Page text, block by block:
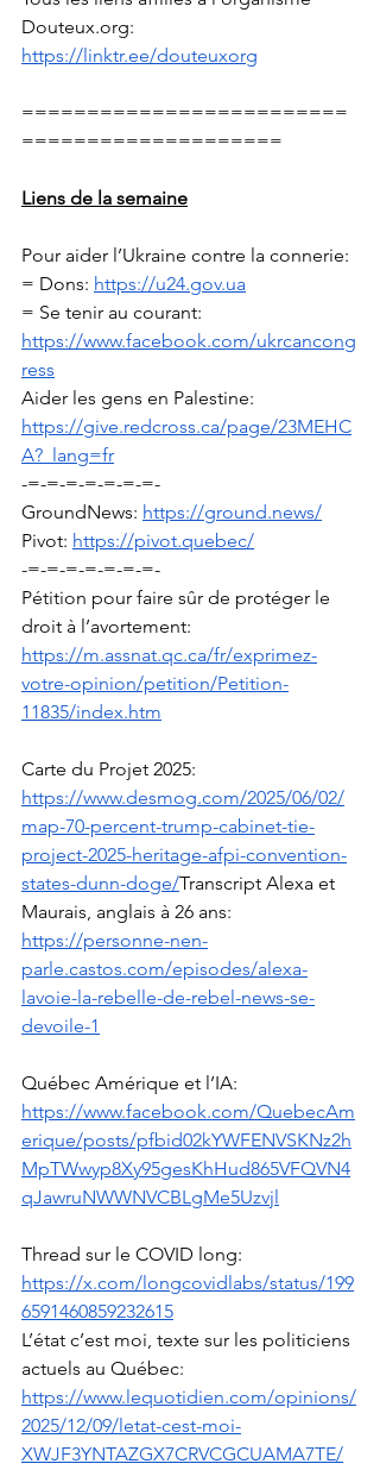
Douteux.org:
https://linktr.ee/douteuxorg
=========================
====================
Liens de la semaine
Pour aider l’Ukraine contre la connerie:
= Dons: https://u24.gov.ua
= Se tenir au courant:
https://www.facebook.com/ukrcancong
ress
Aider les gens en Palestine:
https://give.redcross.ca/page/23MEHC
A?_lang=fr
-=-=-=-=-=-=-=-
GroundNews: https://ground.news/
Pivot: https://pivot.quebec/
-=-=-=-=-=-=-=-
Pétition pour faire sûr de protéger le
droit à l’avortement:
https://m.assnat.qc.ca/fr/exprimez-
votre-opinion/petition/Petition-
11835/index.htm
Carte du Projet 2025:
https://www.desmog.com/2025/06/02/
map-70-percent-trump-cabinet-tie-
project-2025-heritage-afpi-convention-
states-dunn-doge/Transcript Alexa et
Maurais, anglais à 26 ans:
https://personne-nen-
parle.castos.com/episodes/alexa-
lavoie-la-rebelle-de-rebel-news-se-
devoile-1
Québec Amérique et l’IA:
https://www.facebook.com/QuebecAm
erique/posts/pfbid02kYWFENVSKNz2h
MpTWwyp8Xy95gesKhHud865VFQVN4
qJawruNWWNVCBLgMe5Uzvjl
Thread sur le COVID long:
https://x.com/longcovidlabs/status/199
6591460859232615
L’état c’est moi, texte sur les politiciens
actuels au Québec:
https://www.lequotidien.com/opinions/
2025/12/09/letat-cest-moi-
XWJF3YNTAZGX7CRVCGCUAMA7TE/